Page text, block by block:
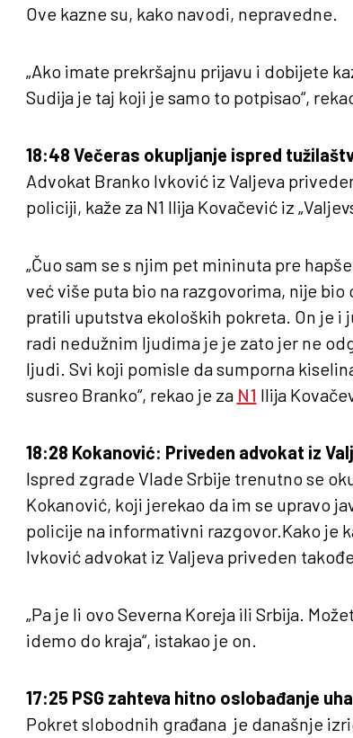
Ove kazne su, kako navodi, nepravedne.
„Ako imate prekršajnu prijavu i dobijete
Sudija je taj koji je samo to potpisao“,
18:48 Večeras okupljanje ispred
Advokat Branko Ivković iz Valjeva
policiji, kaže za N1 Ilija Kovačević iz
„Čuo sam se s njim pet mininuta pre
već više puta bio na razgovorima, nije
pratili uputstva ekoloških pokreta. On je i
radi nedužnim ljudima je je zato jer ne
ljudi. Svi koji pomisle da sumporna
susreo Branko“, rekao je za N1 Ilija
18:28 Kokanović: Priveden advokat iz
Ispred zgrade Vlade Srbije trenutno se
Kokanović, koji jerekao da im se upravo
policije na informativni razgovor.Kako je
Ivković advokat iz Valjeva priveden
„Pa je li ovo Severna Koreja ili Srbija.
idemo do kraja“, istakao je on.
17:25 PSG zahteva hitno oslobađanje
Pokret slobodnih građana je današnje